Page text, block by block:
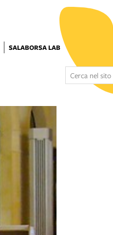
SALABORSA LAB